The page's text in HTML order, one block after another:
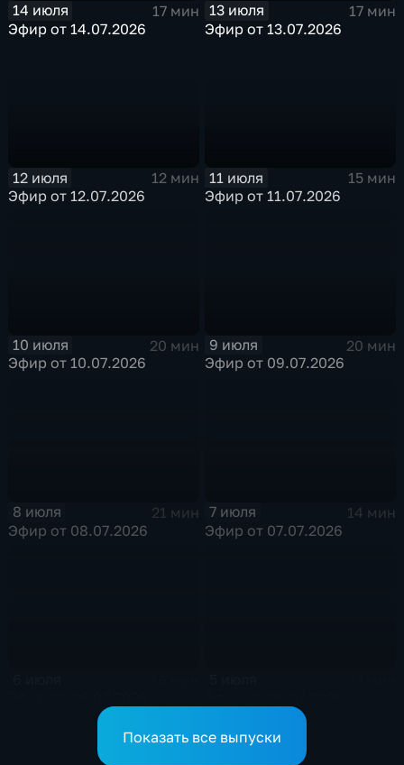
14 июля
17 мин
Эфир от 14.07.2026
13 июля
17 мин
Эфир от 13.07.2026
12 июля
12 мин
Эфир от 12.07.2026
11 июля
15 мин
Эфир от 11.07.2026
10 июля
20 мин
Эфир от 10.07.2026
9 июля
20 мин
Эфир от 09.07.2026
8 июля
21 мин
Эфир от 08.07.2026
7 июля
14 мин
Эфир от 07.07.2026
Показать все выпуски